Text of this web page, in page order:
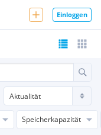
Einloggen
Speicherkapazität